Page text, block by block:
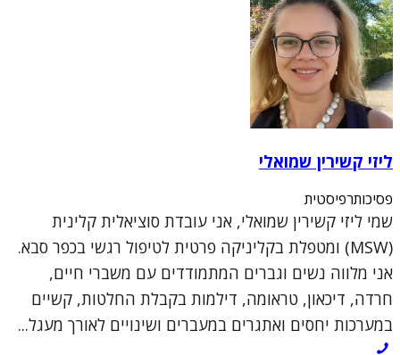
ליזי קשירין שמואלי
פסיכותרפיסטית
שמי ליזי קשירין שמואלי, אני עובדת סוציאלית קלינית
(MSW) ומטפלת בקליניקה פרטית לטיפול רגשי בכפר סבא.
אני מלווה נשים וגברים המתמודדים עם משברי חיים,
חרדה, דיכאון, טראומה, דילמות בקבלת החלטות, קשיים
במערכות יחסים ואתגרים במעברים ושינויים לאורך מעגל...